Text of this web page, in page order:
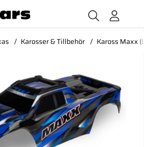
Karosser & Tillbehör Kaross Maxx
(Lång Hjulbas) Blå